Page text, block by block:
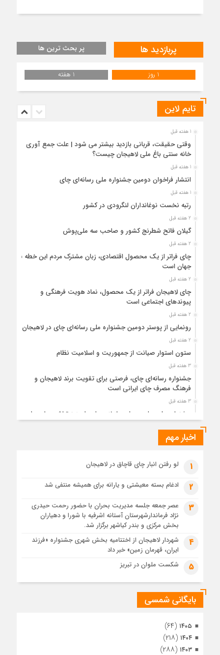
پربازدید ها پر بحث ترین ها
1 روز 1 هفته
تایم لاین
1 هفته قبل
وقتی حقیقت، قربانی بازدید بیشتر می شود | علت جمع آوری
خانه سنتی باغ ملی لاهیجان چیست؟
1 هفته قبل
انتشار فراخوان دومین جشنواره ملی رسانه‌ای چای
1 هفته قبل
رتبه نخست نوغانداران لنگرودی در کشور
2 هفته قبل
گیلان فاتح شطرنج کشور و صاحب سه ملی‌پوش
2 هفته قبل
چای فراتر از یک محصول اقتصادی، زبان مشترک مردم این خطه با
جهان است
2 هفته قبل
چای لاهیجان فراتر از یک محصول، نماد هویت فرهنگی و
پیوندهای اجتماعی است
2 هفته قبل
رونمایی از پوستر دومین جشنواره ملی رسانه‌ای چای در لاهیجان
2 هفته قبل
ستون استوار صیانت از جمهوریت و اسلامیت نظام
3 هفته قبل
جشنواره رسانه‌ای چای، فرصتی برای تقویت برند لاهیجان و
فرهنگ مصرف چای ایرانی است
3 هفته قبل
جشنواره ملی چای، حمایت از لاهیجان یا هزینه‌تراشی برای چای
4 هفته قبل
4 هفته قبل
رئوف
تصاویر هوایی مراسم تشییع پیکر مطهر آقای شهید ایران – مشهد
مراسم تشییع پیکر مطهر آقای شهید ایران – مشهد
تصاویری از تراکم جمعیت حاضر در میدان ثورهالعشرین نجف
اشرف
اخبار مهم
1 لو رفتن انبار چای قاچاق در لاهیجان
2 ادغام بسته معیشتی و یارانه برای همیشه منتفی شد
3
عصر جمعه جلسه مدیریت بحران با حضور رحمت حیدری
نژاد فرماندارشهرستان آستانه اشرفیه با شورا و دهیاران
بخش مرکزی و بندر کیاشهر برگزار شد.
4
شهردار لاهیجان از اختتامیه بخش شهری جشنواره «فرزند
ایران، قهرمان زمین» خبر داد
5 شکست ملوان در تبریز
بایگانی شمسی
۱۴۰۵ (۶۴)
۱۴۰۴ (۲۱۸)
۱۴۰۳ (۲۸۸)